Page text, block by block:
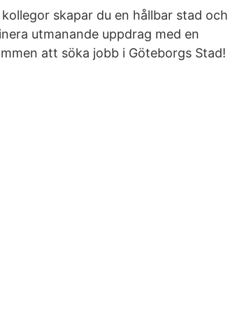
skapar du en hållbar stad och
utmanande uppdrag med en
att söka jobb i Göteborgs Stad!